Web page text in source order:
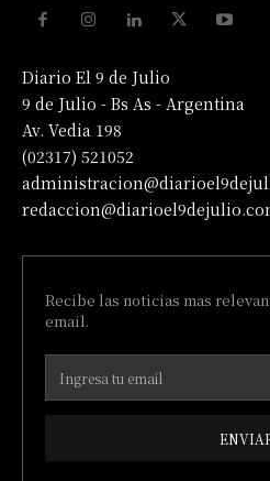
Diario El 9 de Julio
9 de Julio - Bs As - Argentina
Av. Vedia 198
(02317) 521052
Recibe las noticias mas
email.